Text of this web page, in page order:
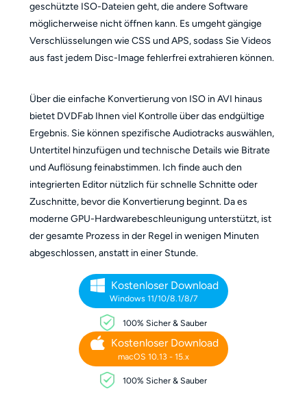
geschützte ISO-Dateien geht, die andere Software
möglicherweise nicht öffnen kann. Es umgeht gängige
Verschlüsselungen wie CSS und APS, sodass Sie Videos
aus fast jedem Disc-Image fehlerfrei extrahieren können.
Über die einfache Konvertierung von ISO in AVI hinaus
bietet DVDFab Ihnen viel Kontrolle über das endgültige
Ergebnis. Sie können spezifische Audiotracks auswählen,
Untertitel hinzufügen und technische Details wie Bitrate
und Auflösung feinabstimmen. Ich finde auch den
integrierten Editor nützlich für schnelle Schnitte oder
Zuschnitte, bevor die Konvertierung beginnt. Da es
moderne GPU-Hardwarebeschleunigung unterstützt, ist
der gesamte Prozess in der Regel in wenigen Minuten
abgeschlossen, anstatt in einer Stunde.
Kostenloser Download
Windows 11/10/8.1/8/7
100% Sicher & Sauber
Kostenloser Download
macOS 10.13 - 15.x
100% Sicher & Sauber